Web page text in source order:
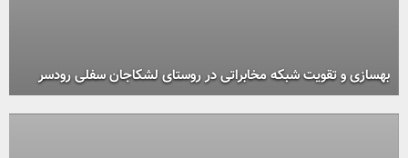
بهسازی و تقویت شبکه مخابراتی در روستای لشکاجان سفلی رودسر